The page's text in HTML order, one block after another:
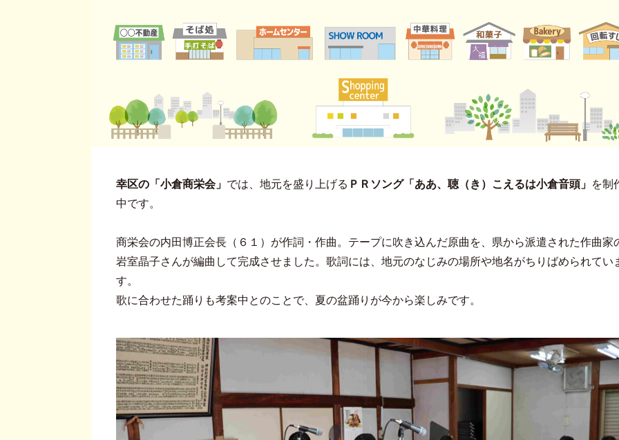
幸区の「小倉商栄会」 では、地元を盛り上げる ＰＲソング「ああ、聴（き）こえるは小倉音頭」 を制
中です。
商栄会の内田博正会長（６１）が作詞・作曲。テープに吹き込んだ原曲を、県から派遣された作曲家
岩室晶子さんが編曲して完成させました。歌詞には、地元のなじみの場所や地名がちりばめられてい
す。
歌に合わせた踊りも考案中とのことで、夏の盆踊りが今から楽しみです。